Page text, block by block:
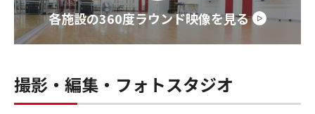
各施設の360度ラウンド映像を見る
撮影・編集・フォトスタジオ